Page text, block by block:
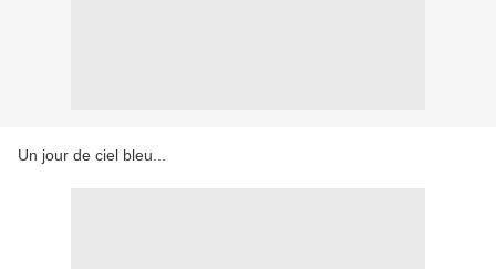
Un jour de ciel bleu...